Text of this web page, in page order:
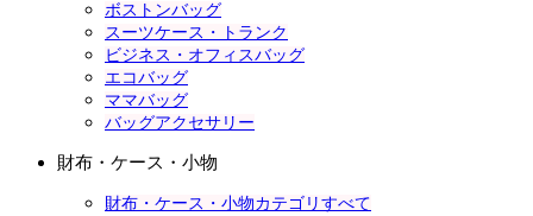
ボストンバッグ
スーツケース・トランク
ビジネス・オフィスバッグ
エコバッグ
ママバッグ
バッグアクセサリー
財布・ケース・小物
財布・ケース・小物カテゴリすべて